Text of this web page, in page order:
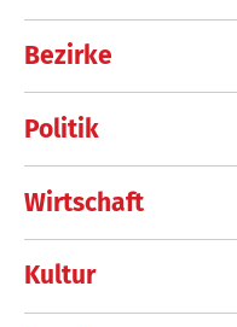
Bezirke
Politik
Wirtschaft
Kultur